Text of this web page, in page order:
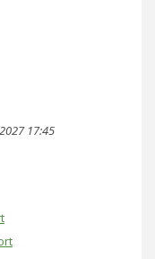
17:45